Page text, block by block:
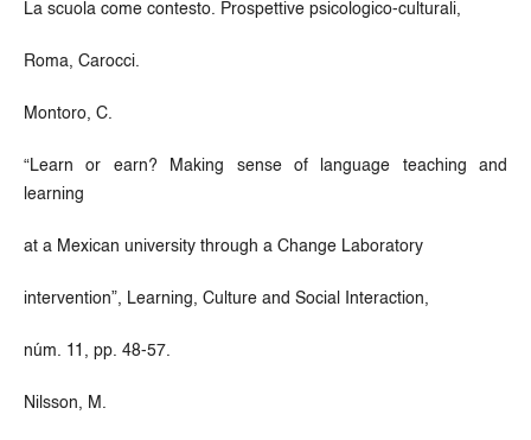
La scuola come contesto. Prospettive psicologico-culturali,
Roma, Carocci.
Montoro, C.
“Learn or earn? Making sense of language teaching and
learning
at a Mexican university through a Change Laboratory
intervention”, Learning, Culture and Social Interaction,
núm. 11, pp. 48-57.
Nilsson, M.